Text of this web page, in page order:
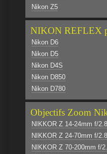
Nikon Z5
NIKON REFLEX
Nikon D6
Nikon D5
Nikon D4S
Nikon D850
Nikon D780
Objectifs Zoom
NIKKOR Z 14-24mm f/
NIKKOR Z 24-70mm f/
NIKKOR Z 70-200mm f/